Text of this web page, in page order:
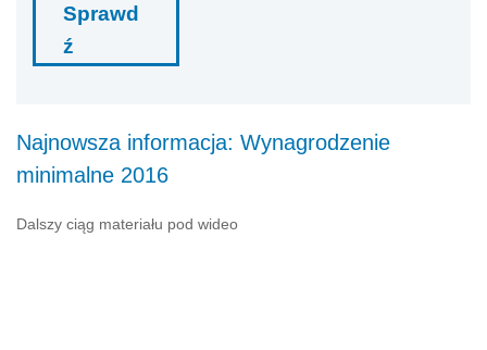
Sprawd
ź
Najnowsza informacja: Wynagrodzenie
minimalne 2016
Dalszy ciąg materiału pod wideo